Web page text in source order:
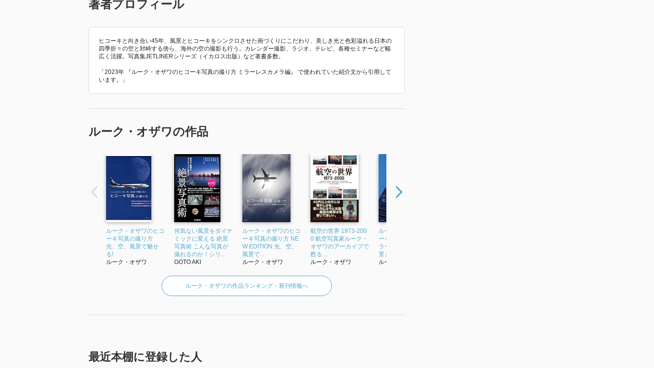
著者プロフィール
ヒコーキと向き合い45年、風景とヒコーキをシンクロさせた画づくりにこだわり、美しき光と色彩溢れる日本の
四季折々の空と対峙する傍ら、海外の空の撮影も行う。カレンダー撮影、ラジオ、テレビ、各種セミナーなど幅
広く活躍。写真集JETLINERシリーズ（イカロス出版）など著書多数。
「2023年 『ルーク・オザワのヒコーキ写真の撮り方 ミラーレスカメラ編』 で使われていた紹介文から引用して
います。」
ルーク・オザワの作品
ルーク・オザワのヒコ
ーキ写真の撮り方
光、空、風景で魅せ
る!
ルーク・オザワ
何気ない風景をダイナ
ミックに変える 絶景
写真術 こんな写真が
撮れるのか！シリ...
GOTO AKI
ルーク・オザワのヒコ
ーキ写真の撮り方 NE
W EDITION 光、空、
風景で...
ルーク・オザワ
航空の世界 1973-200
0 航空写真家ルーク・
オザワのアーカイブで
甦る ...
ルーク・オザワ
ルーク・オザワのヒコ
ーキ写真の撮り方 ミ
ラーレスカメラ編 情
景と光を見極めて...
ルーク・オザワ
ルーク・オザワの作品ランキング・新刊情報へ
最近本棚に登録した人